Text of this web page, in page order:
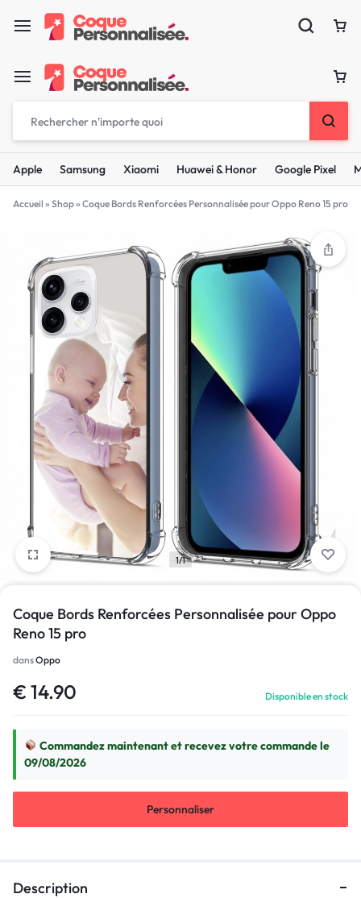
Apple Samsung Xiaomi Huawei & Honor Google Pixel
Accueil » Shop» Coque Bords Renforcées Personnalisée pour Oppo Reno 15 pro
1/1
Coque Bords Renforcées Personnalisée pour Oppo
Reno 15 pro
dansOppo
€ 14.90 Disponible en stock
Commandez maintenant et recevez votre commande le
09/08/2026
Personnaliser
Description